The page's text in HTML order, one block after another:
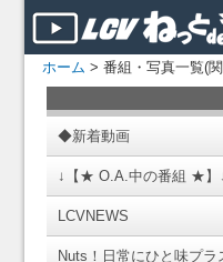
ホーム > 番組・写真一覧(
◆新着動画
↓【★ O.A.中の番組 ★】
LCVNEWS
Nuts！日常にひと味プラ